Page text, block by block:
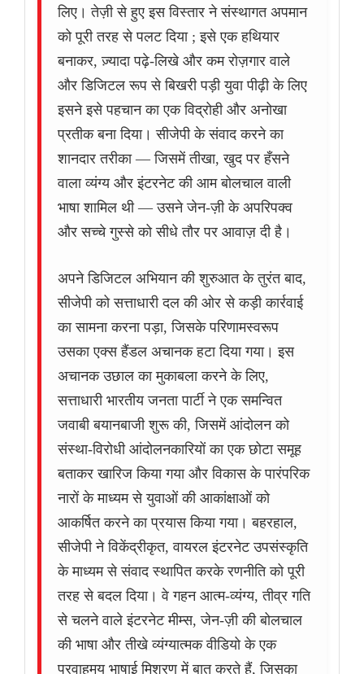
लिए। तेज़ी से हुए इस विस्तार ने संस्थागत अपमान
को पूरी तरह से पलट दिया ; इसे एक हथियार
बनाकर, ज़्यादा पढ़े-लिखे और कम रोज़गार वाले
और डिजिटल रूप से बिखरी पड़ी युवा पीढ़ी के लिए
इसने इसे पहचान का एक विद्रोही और अनोखा
प्रतीक बना दिया। सीजेपी के संवाद करने का
शानदार तरीका — जिसमें तीखा, खुद पर हँसने
वाला व्यंग्य और इंटरनेट की आम बोलचाल वाली
भाषा शामिल थी — उसने जेन-ज़ी के अपरिपक्व
और सच्चे गुस्से को सीधे तौर पर आवाज़ दी है।
अपने डिजिटल अभियान की शुरुआत के तुरंत बाद,
सीजेपी को सत्ताधारी दल की ओर से कड़ी कार्रवाई
का सामना करना पड़ा, जिसके परिणामस्वरूप
उसका एक्स हैंडल अचानक हटा दिया गया। इस
अचानक उछाल का मुकाबला करने के लिए,
सत्ताधारी भारतीय जनता पार्टी ने एक समन्वित
जवाबी बयानबाजी शुरू की, जिसमें आंदोलन को
संस्था-विरोधी आंदोलनकारियों का एक छोटा समूह
बताकर खारिज किया गया और विकास के पारंपरिक
नारों के माध्यम से युवाओं की आकांक्षाओं को
आकर्षित करने का प्रयास किया गया। बहरहाल,
सीजेपी ने विकेंद्रीकृत, वायरल इंटरनेट उपसंस्कृति
के माध्यम से संवाद स्थापित करके रणनीति को पूरी
तरह से बदल दिया। वे गहन आत्म-व्यंग्य, तीव्र गति
से चलने वाले इंटरनेट मीम्स, जेन-ज़ी की बोलचाल
की भाषा और तीखे व्यंग्यात्मक वीडियो के एक
प्रवाहमय भाषाई मिश्रण में बात करते हैं, जिसका